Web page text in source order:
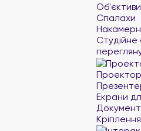
Об'єктиви
Спалахи
Студійне
Екрани